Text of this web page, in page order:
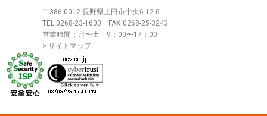
〒386-0012 長野県上田市中央6-12-6
TEL.0268-23-1600 FAX.0268-25-3243
営業時間：月〜土 9：00〜17：00
> サイトマップ